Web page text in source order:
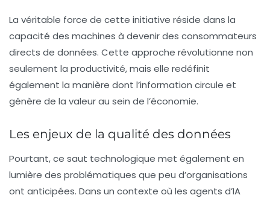
La véritable force de cette initiative réside dans la
capacité des machines à devenir des consommateurs
directs de données. Cette approche révolutionne non
seulement la productivité, mais elle redéfinit
également la manière dont l’information circule et
génère de la valeur au sein de l’économie.
Les enjeux de la qualité des données
Pourtant, ce saut technologique met également en
lumière des problématiques que peu d’organisations
ont anticipées. Dans un contexte où les agents d’IA